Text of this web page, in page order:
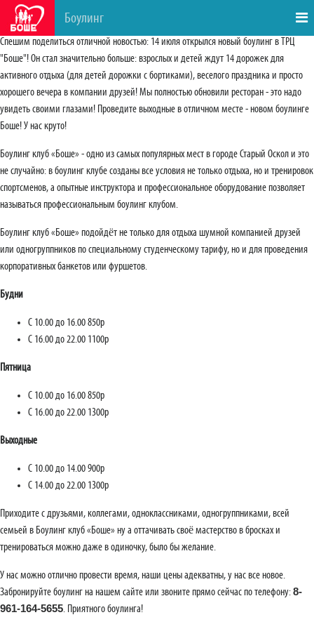
Боулинг
Спешим поделиться отличной новостью: 14 июля открылся новый боулинг в ТРЦ
"Боше"! Он стал значительно больше: взрослых и детей ждут 14 дорожек для
активного отдыха (для детей дорожки с бортиками), веселого праздника и просто
хорошего вечера в компании друзей! Мы полностью обновили ресторан - это надо
увидеть своими глазами! Проведите выходные в отличном месте - новом боулинге
Боше! У нас круто!
Боулинг клуб «Боше» - одно из самых популярных мест в городе Старый Оскол и это
не случайно: в боулинг клубе созданы все условия не только отдыха, но и тренировок
спортсменов, а опытные инструктора и профессиональное оборудование позволяет
называться профессиональным боулинг клубом.
Боулинг клуб «Боше» подойдёт не только для отдыха шумной компанией друзей
или одногруппников по специальному студенческому тарифу, но и для проведения
корпоративных банкетов или фуршетов.
Будни
С 10.00 до 16.00 850р
С 16.00 до 22.00 1100р
Пятница
С 10.00 до 16.00 850р
С 16.00 до 22.00 1300р
Выходные
С 10.00 до 14.00 900р
С 14.00 до 22.00 1300р
Приходите с друзьями, коллегами, одноклассниками, одногруппниками, всей
семьей в Боулинг клуб «Боше» ну а оттачивать своё мастерство в бросках и
тренироваться можно даже в одиночку, было бы желание.
У нас можно отлично провести время, наши цены адекватны, у нас все новое.
Забронируйте боулинг на нашем сайте или звоните прямо сейчас по телефону:8-
961-164-5655. Приятного боулинга!